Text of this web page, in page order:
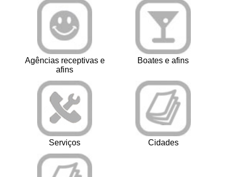
Agências receptivas e
afins
Boates e afins
Serviços Cidades